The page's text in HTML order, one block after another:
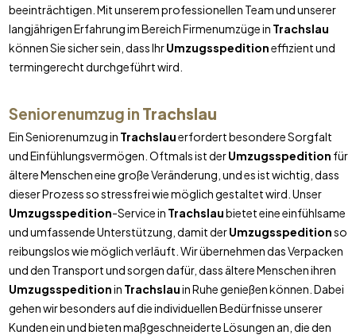
beeinträchtigen. Mit unserem professionellen Team und unserer
langjährigen Erfahrung im Bereich Firmenumzüge in Trachslau
können Sie sicher sein, dass IhrUmzugsspeditioneffizient und
termingerecht durchgeführt wird.
Seniorenumzug in Trachslau
Ein Seniorenumzug in Trachslauerfordert besondere Sorgfalt
und Einfühlungsvermögen. Oftmals ist derUmzugsspedition für
ältere Menschen eine große Veränderung, und es ist wichtig, dass
dieser Prozess so stressfrei wie möglich gestaltet wird. Unser
Umzugsspedition-Service in Trachslaubietet eine einfühlsame
und umfassende Unterstützung, damit derUmzugsspeditionso
reibungslos wie möglich verläuft. Wir übernehmen das Verpacken
und den Transport und sorgen dafür, dass ältere Menschen ihren
Umzugsspeditionin Trachslauin Ruhe genießen können. Dabei
gehen wir besonders auf die individuellen Bedürfnisse unserer
Kunden ein und bieten maßgeschneiderte Lösungen an, die den